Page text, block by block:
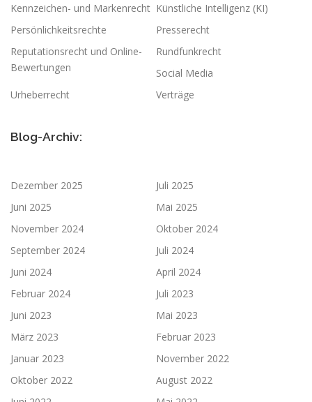
Kennzeichen- und Markenrecht Künstliche Intelligenz (KI)
Persönlichkeitsrechte
Presserecht
Reputationsrecht und Online-
Bewertungen
Rundfunkrecht
Social Media
Urheberrecht
Verträge
Blog-Archiv:
Dezember 2025
Juli 2025
Juni 2025
Mai 2025
November 2024
Oktober 2024
September 2024
Juli 2024
Juni 2024
April 2024
Februar 2024
Juli 2023
Juni 2023
Mai 2023
März 2023
Februar 2023
Januar 2023
November 2022
Oktober 2022
August 2022